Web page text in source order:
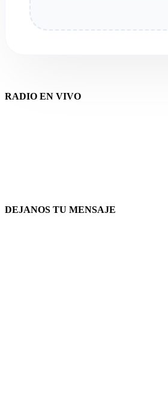
RADIO EN VIVO
DEJANOS TU MENSAJE